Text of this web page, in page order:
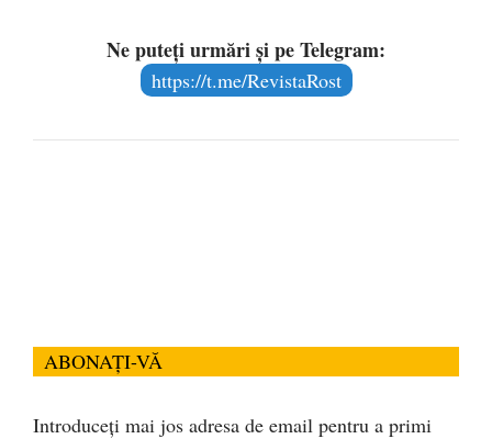
Ne puteți urmări și pe Telegram:
https://t.me/RevistaRost
ABONAȚI-VĂ
Introduceți mai jos adresa de email pentru a primi